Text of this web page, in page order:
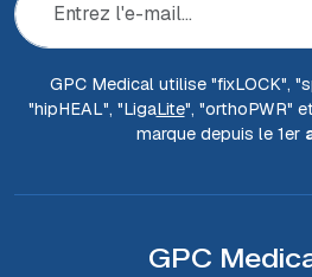
GPC Medical utilise "fixLOCK",
"hipHEAL", "LigaLite", "orthoPWR"
marque depuis le 1er
GPC